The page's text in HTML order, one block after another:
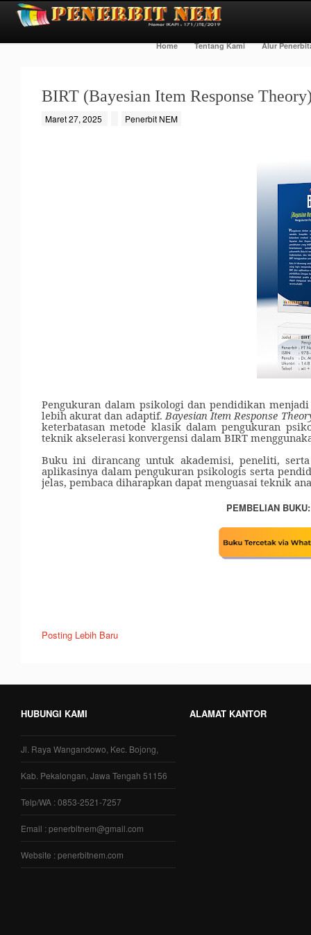
Home Tentang Kami Alur
BIRT (Bayesian Item Response
Maret 27, 2025 Penerbit NEM
Pengukuran dalam psikologi dan pendidikan
lebih akurat dan adaptif.Bayesian Item Response
keterbatasan metode klasik dalam pengukuran
teknik akselerasi konvergensi dalam BIRT
Buku ini dirancang untuk akademisi, peneliti,
aplikasinya dalam pengukuran psikologis serta
jelas, pembaca diharapkan dapat menguasai teknik
PEMBELIAN BUKU:
Posting Lebih Baru
HUBUNGI KAMI
Jl. Raya Wangandowo, Kec. Bojong,
Kab. Pekalongan, Jawa Tengah 51156
Telp/WA : 0853-2521-7257
Email : penerbitnem@gmail.com
Website : penerbitnem.com
ALAMAT KANTOR